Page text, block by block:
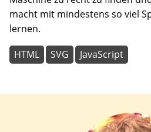
macht mit mindestens so viel
lernen.
HTML SVG JavaScript